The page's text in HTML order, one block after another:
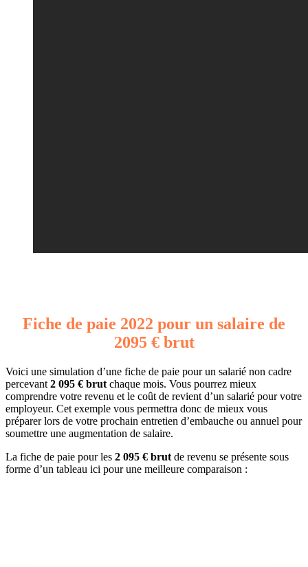
Fiche de paie 2022 pour un salaire de
2095 € brut
Voici une simulation d’une fiche de paie pour un salarié non cadre
percevant 2 095 € brut chaque mois. Vous pourrez mieux
comprendre votre revenu et le coût de revient d’un salarié pour votre
employeur. Cet exemple vous permettra donc de mieux vous
préparer lors de votre prochain entretien d’embauche ou annuel pour
soumettre une augmentation de salaire.
La fiche de paie pour les 2 095 € brut de revenu se présente sous
forme d’un tableau ici pour une meilleure comparaison :